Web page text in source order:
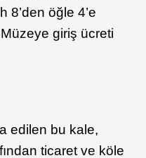
8’den öğle 4’e
giriş ücreti
edilen bu kale,
ticaret ve köle